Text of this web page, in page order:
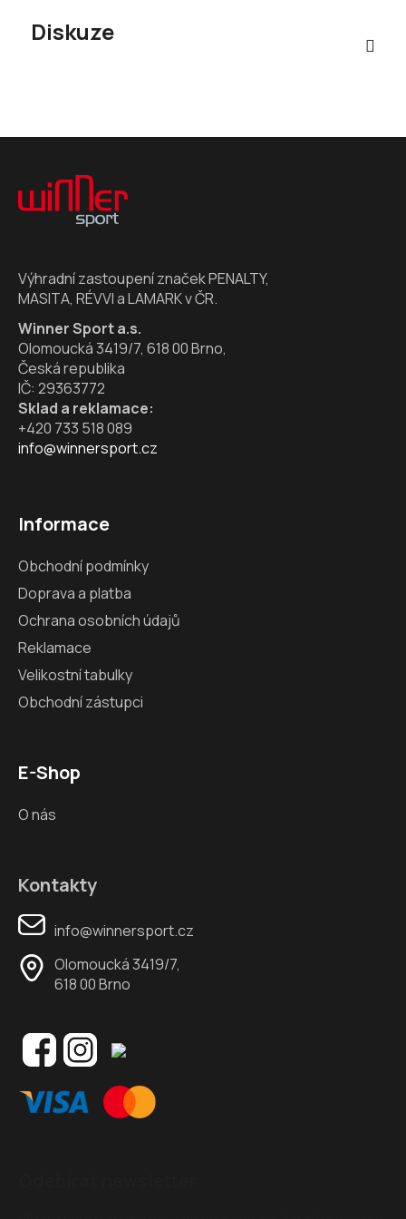
Diskuze
Z
Výhradní zastoupení značek PENALTY,
MASITA, RÉVVI a LAMARK v ČR.
Winner Sport a.s.
Olomoucká 3419/7, 618 00 Brno,
Česká republika
IČ: 29363772
Sklad a reklamace:
+420 733 518 089
info@winnersport.cz
Informace
Obchodní podmínky
Doprava a platba
Ochrana osobních údajů
Reklamace
Velikostní tabulky
Obchodní zástupci
E-Shop
O nás
Kontakty
info@winnersport.cz
Olomoucká 3419/7,
618 00 Brno